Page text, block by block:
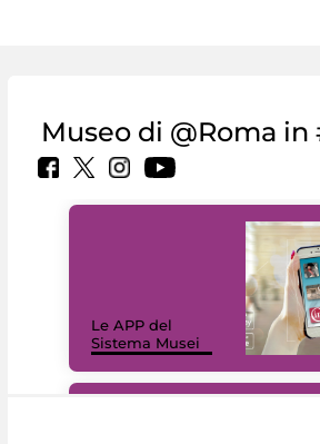
Museo di @Roma in
Le APP del
Sistema Musei